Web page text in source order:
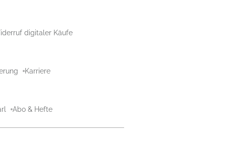
digitaler Käufe
Karriere
Abo & Hefte